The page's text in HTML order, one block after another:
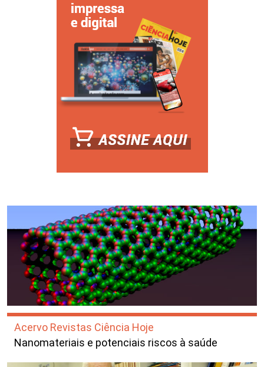
Acervo Revistas Ciência Hoje
Nanomateriais e potenciais riscos à saúde